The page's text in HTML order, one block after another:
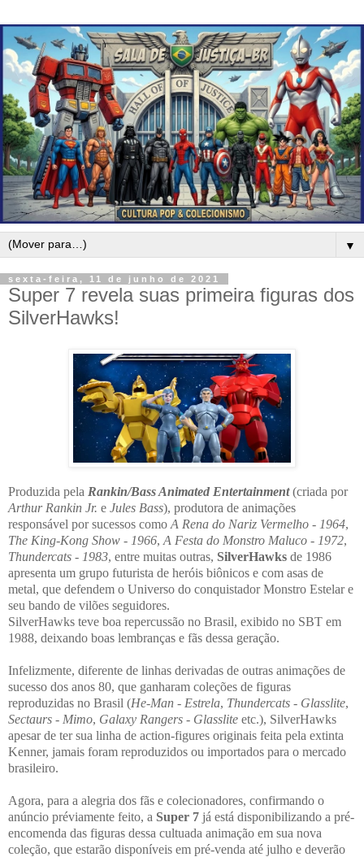
▼
sexta-feira, 11 de junho de 2021
Super 7 revela suas primeira figuras dos
SilverHawks!
Produzida pela Rankin/Bass Animated Entertainment(criada por
Arthur Rankin Jr. e Jules Bass), produtora de animações
responsável por sucessos comoA Rena do Nariz Vermelho - 1964,
The King-Kong Show - 1966,A Festa do Monstro Maluco - 1972,
Thundercats - 1983, entre muitas outras, SilverHawks de 1986
apresenta um grupo futurista de heróis biônicos e com asas de
metal, que defendem o Universo do conquistador Monstro Estelar e
seu bando de vilões seguidores.
SilverHawks teve boa repercussão no Brasil, exibido no SBT em
1988, deixando boas lembranças e fãs dessa geração.
Infelizmente, diferente de linhas derivadas de outras animações de
sucesso dos anos 80, que ganharam coleções de figuras
reproduzidas no Brasil (He-Man - Estrela, Thundercats - Glasslite,
Sectaurs - Mimo, Galaxy Rangers - Glasslite etc.), SilverHawks
apesar de ter sua linha de action-figures originais feita pela extinta
Kenner, jamais foram reproduzidos ou importados para o mercado
brasileiro.
Agora, para a alegria dos fãs e colecionadores, confirmando o
anúncio préviamente feito, a Super 7 já está disponibilizando a pré-
encomenda das figuras dessa cultuada animação em sua nova
coleção, que estarão disponíveis em pré-venda até julho e deverão